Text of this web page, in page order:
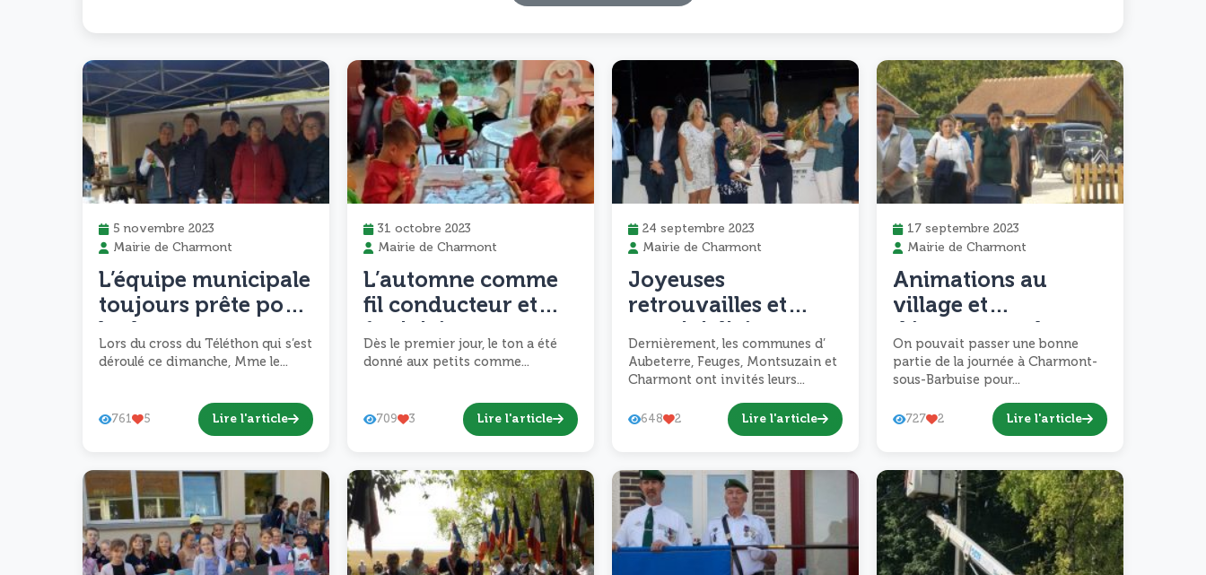
5 novembre 2023
Mairie de Charmont
L’équipe municipale
toujours prête pour
Lors du cross du Téléthon qui s’est
déroulé ce dimanche, Mme le...
761 5 Lire l'article
31 octobre 2023
Mairie de Charmont
L’automne comme
fil conducteur et
d’Halloween
vacances à l’accueil
collectif
Dès le premier jour, le ton a été
donné aux petits comme...
709 3 Lire l'article
24 septembre 2023
Mairie de Charmont
Joyeuses
retrouvailles et
repas des aînés
Dernièrement, les communes d’
Aubeterre, Feuges, Montsuzain et
Charmont ont invités leurs...
648 2 Lire l'article
17 septembre 2023
Mairie de Charmont
Animations au
village et
patrimoine
On pouvait passer une bonne
partie de la journée à Charmont-
sous-Barbuise pour...
727 2 Lire l'article